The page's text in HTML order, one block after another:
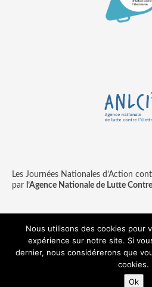
Les Journées Nationales d’Action
par l’Agence Nationale de Lutte
Contact
© copyright
Nous utilisons des cookies pour
expérience sur notre site. Si
dernier, nous considérerons que
cookies.
Ok